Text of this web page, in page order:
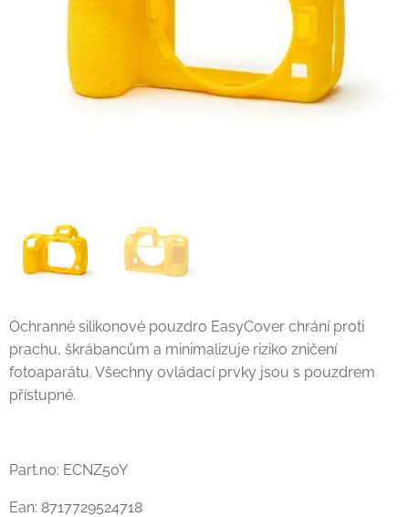
Ochranné silikonové pouzdro EasyCover chrání proti
prachu, škrábancům a minimalizuje riziko zničení
fotoaparátu. Všechny ovládací prvky jsou s pouzdrem
přístupné.
Part.no: ECNZ50Y
Ean: 8717729524718